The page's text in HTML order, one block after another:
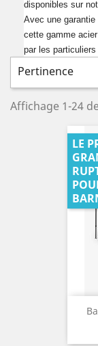
disponibles sur
Avec une
cette gamme
par les
Pertinence
Affichage 1-24
LE